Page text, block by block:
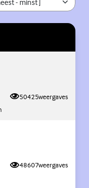
50425weergaves
48607weergaves